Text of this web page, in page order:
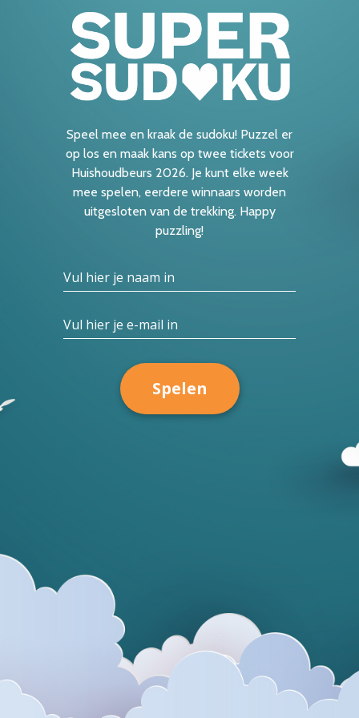
Speel mee en kraak de sudoku! Puzzel er
op los en maak kans op twee tickets voor
Huishoudbeurs 2026. Je kunt elke week
mee spelen, eerdere winnaars worden
uitgesloten van de trekking. Happy
puzzling!
Vul hier je naam in
Vul hier je e-mail in
Spelen